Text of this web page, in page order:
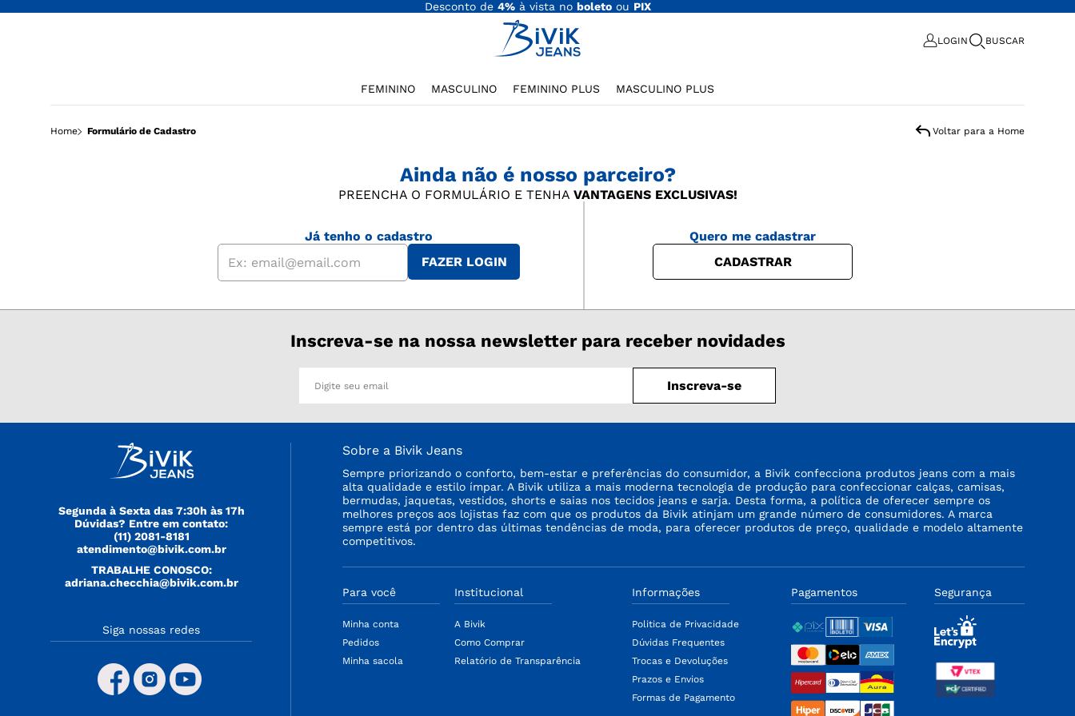
Desconto de 4%à vista no boletoou PIX
LOGIN BUSCAR
FEMININO MASCULINO FEMININO PLUS MASCULINO PLUS
Home Formulário de Cadastro Voltar para a Home
Ainda não é nosso parceiro?
PREENCHA O FORMULÁRIO E TENHA VANTAGENS EXCLUSIVAS!
Quero me cadastrar
CADASTRAR
Já tenho o cadastro
FAZER LOGIN
Inscreva-se na nossa newsletter para receber novidades
Inscreva-se
Segunda à Sexta das 7:30h às 17h
Dúvidas? Entre em contato:
(11) 2081-8181
atendimento@bivik.com.br
TRABALHE CONOSCO:
adriana.checchia@bivik.com.br
Siga nossas redes
Sobre a Bivik Jeans
Sempre priorizando o conforto, bem-estar e preferências do consumidor, a Bivik confecciona produtos jeans com a mais
alta qualidade e estilo ímpar. A Bivik utiliza a mais moderna tecnologia de produção para confeccionar calças, camisas,
bermudas, jaquetas, vestidos, shorts e saias nos tecidos jeans e sarja. Desta forma, a política de oferecer sempre os
melhores preços aos lojistas faz com que os produtos da Bivik atinjam um grande número de consumidores. A marca
sempre está por dentro das últimas tendências de moda, para oferecer produtos de preço, qualidade e modelo altamente
competitivos.
Para você
Minha conta
Pedidos
Minha sacola
Institucional
A Bivik
Como Comprar
Relatório de Transparência
Informações
Politica de Privacidade
Dúvidas Frequentes
Trocas e Devoluções
Prazos e Envios
Formas de Pagamento
Pagamentos Segurança